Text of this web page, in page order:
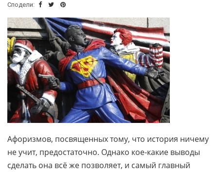
Сподели:
Афоризмов, посвященных тому, что история ничему
не учит, предостаточно. Однако кое-какие выводы
сделать она всё же позволяет, и самый главный